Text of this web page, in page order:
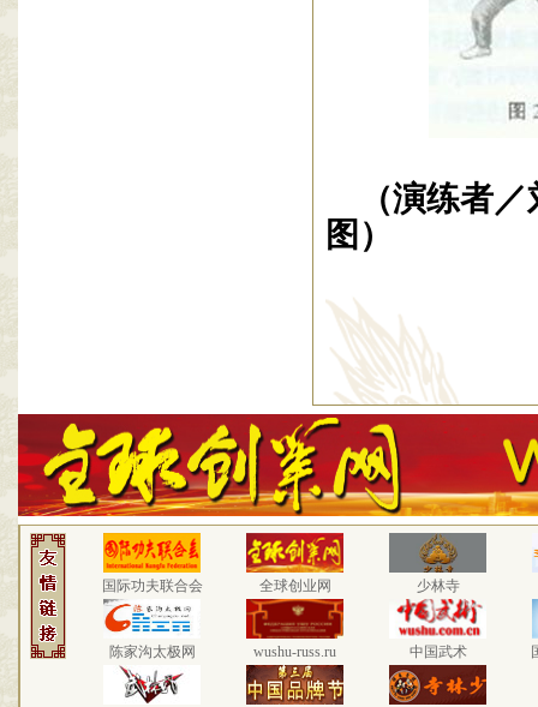
（演练者
图）
国际功夫联合会 全球创业网 少林寺
陈家沟太极网 wushu-russ.ru 中国武术